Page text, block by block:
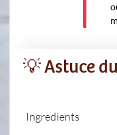
💡 Astuce
Ingredients